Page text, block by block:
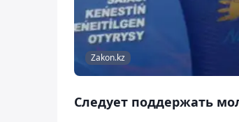
Zakon.kz
Следует поддержать